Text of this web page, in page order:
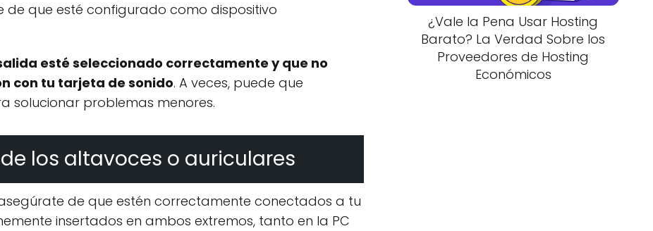
de que esté configurado como dispositivo
esté seleccionado correctamente y que no
con tu tarjeta de sonido. A veces, puede que
solucionar problemas menores.
los altavoces o auriculares
de que estén correctamente conectados a tu
insertados en ambos extremos, tanto en la PC
¿Vale la Pena Usar Hosting
Barato? La Verdad Sobre los
Proveedores de Hosting
Económicos